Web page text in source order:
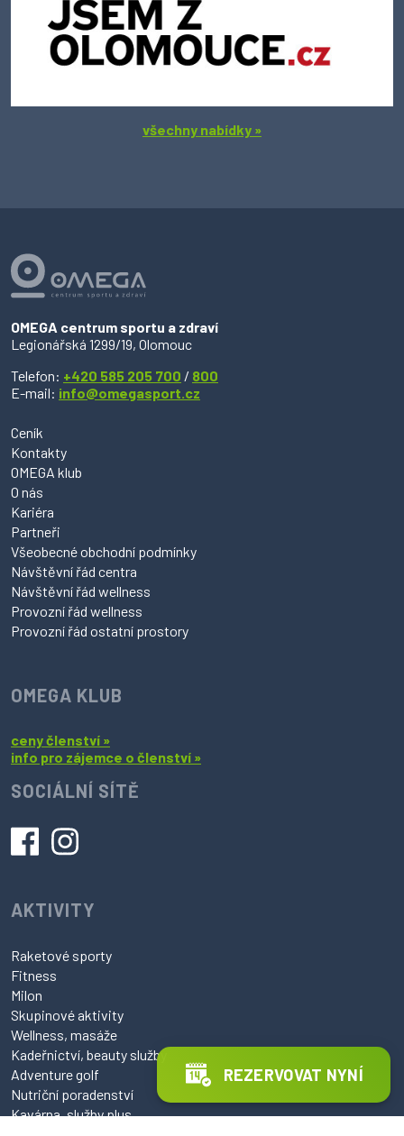
REZERVOVAT NYNÍ
všechny nabídky »
OMEGA centrum sportu a zdraví
Legionářská 1299/19, Olomouc
Telefon: +420 585 205 700 / 800
E-mail: info@omegasport.cz
Ceník
Kontakty
OMEGA klub
O nás
Kariéra
Partneři
Všeobecné obchodní podmínky
Návštěvní řád centra
Návštěvní řád wellness
Provozní řád wellness
Provozní řád ostatní prostory
OMEGA KLUB
ceny členství »
info pro zájemce o členství »
SOCIÁLNÍ SÍTĚ
AKTIVITY
Raketové sporty
Fitness
Milon
Skupinové aktivity
Wellness, masáže
Kadeřnictví, beauty služby
Adventure golf
Nutriční poradenství
Kavárna, služby plus